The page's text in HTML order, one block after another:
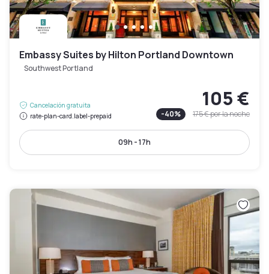
Embassy Suites by Hilton Portland Downtown
Southwest Portland
Cancelación gratuita
rate-plan-card.label-prepaid
105 €
-40% 175 €por la noche
09h - 17h